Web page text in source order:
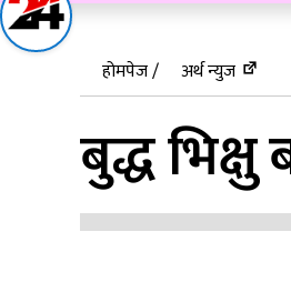
होमपेज /
अर्थ न्युज
बुद्ध